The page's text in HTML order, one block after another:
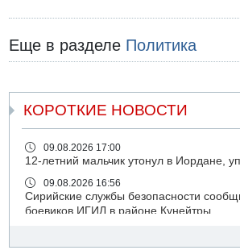
Еще в разделе Политика
КОРОТКИЕ НОВОСТИ
09.08.2026 17:00
12-летний мальчик утонул в Иордане,
09.08.2026 16:56
Сирийские службы безопасности
боевиков ИГИЛ в районе Кунейтры
Прогноз погоды: с понедельника